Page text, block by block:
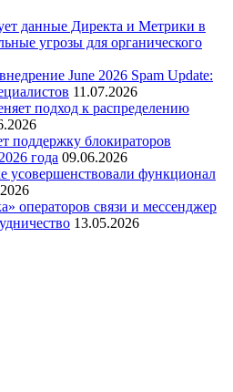
данные Директа и Метрики в
угрозы для органического
June 2026 Spam Update:
11.07.2026
подход к распределению
поддержку блокираторов
года 09.06.2026
усовершенствовали функционал
операторов связи и мессенджер
13.05.2026